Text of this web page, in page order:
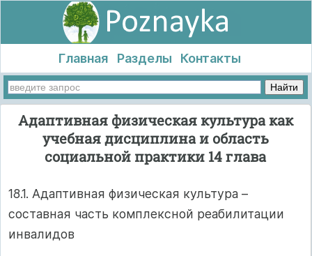
Главная Разделы Контакты
Адаптивная физическая культура как
учебная дисциплина и область
социальной практики 14 глава
18.1. Адаптивная физическая культура –
составная часть комплексной реабилитации
инвалидов